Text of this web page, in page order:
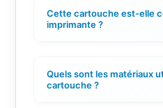
Cette cartouche est-elle
imprimante ?
Quels sont les matériaux
cartouche ?